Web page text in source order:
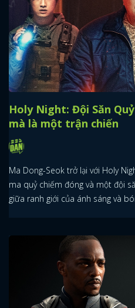
Holy Night: Đội Săn
mà là một trận chiến
Ma Dong-Seok trở lại với Holy
ma quỷ chiếm đóng và một đội
giữa ranh giới của ánh sáng và